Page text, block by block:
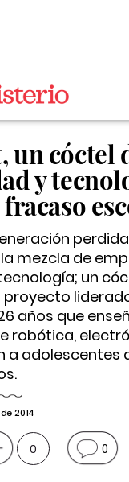
un cóctel
y
mezcla de
un
proyecto
años que
robótica,
a adolescentes
2014
0 0